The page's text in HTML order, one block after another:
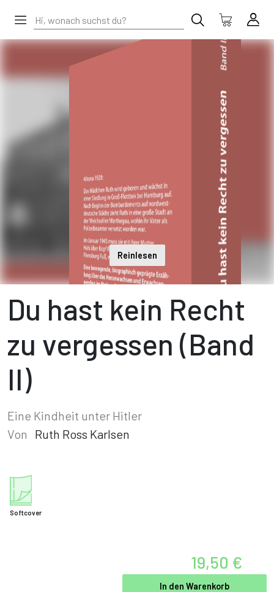
Reinlesen
Du hast kein Recht
zu vergessen (Band
II)
Eine Kindheit unter Hitler
Von
Ruth Ross Karlsen
Softcover
19,50 €
In den Warenkorb